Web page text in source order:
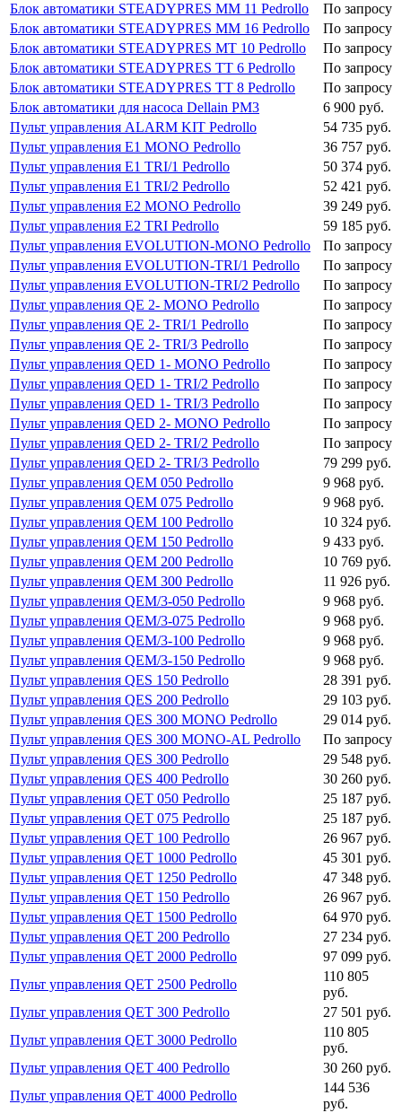
Блок автоматики STEADYPRES MM 11 Pedrollo
По запросу
Блок автоматики STEADYPRES MM 16 Pedrollo
По запросу
Блок автоматики STEADYPRES MT 10 Pedrollo
По запросу
Блок автоматики STEADYPRES TT 6 Pedrollo
По запросу
Блок автоматики STEADYPRES TT 8 Pedrollo
По запросу
Блок автоматики для насоса Dellain PM3
6 900 руб.
Пульт управления ALARM KIT Pedrollo
54 735 руб.
Пульт управления E1 MONO Pedrollo
36 757 руб.
Пульт управления E1 TRI/1 Pedrollo
50 374 руб.
Пульт управления E1 TRI/2 Pedrollo
52 421 руб.
Пульт управления E2 MONO Pedrollo
39 249 руб.
Пульт управления E2 TRI Pedrollo
59 185 руб.
Пульт управления EVOLUTION-MONO Pedrollo
По запросу
Пульт управления EVOLUTION-TRI/1 Pedrollo
По запросу
Пульт управления EVOLUTION-TRI/2 Pedrollo
По запросу
Пульт управления QE 2- MONO Pedrollo
По запросу
Пульт управления QE 2- TRI/1 Pedrollo
По запросу
Пульт управления QE 2- TRI/3 Pedrollo
По запросу
Пульт управления QED 1- MONO Pedrollo
По запросу
Пульт управления QED 1- TRI/2 Pedrollo
По запросу
Пульт управления QED 1- TRI/3 Pedrollo
По запросу
Пульт управления QED 2- MONO Pedrollo
По запросу
Пульт управления QED 2- TRI/2 Pedrollo
По запросу
Пульт управления QED 2- TRI/3 Pedrollo
79 299 руб.
Пульт управления QEM 050 Pedrollo
9 968 руб.
Пульт управления QEM 075 Pedrollo
9 968 руб.
Пульт управления QEM 100 Pedrollo
10 324 руб.
Пульт управления QEM 150 Pedrollo
9 433 руб.
Пульт управления QEM 200 Pedrollo
10 769 руб.
Пульт управления QEM 300 Pedrollo
11 926 руб.
Пульт управления QEM/3-050 Pedrollo
9 968 руб.
Пульт управления QEM/3-075 Pedrollo
9 968 руб.
Пульт управления QEM/3-100 Pedrollo
9 968 руб.
Пульт управления QEM/3-150 Pedrollo
9 968 руб.
Пульт управления QES 150 Pedrollo
28 391 руб.
Пульт управления QES 200 Pedrollo
29 103 руб.
Пульт управления QES 300 MONO Pedrollo
29 014 руб.
Пульт управления QES 300 MONO-AL Pedrollo
По запросу
Пульт управления QES 300 Pedrollo
29 548 руб.
Пульт управления QES 400 Pedrollo
30 260 руб.
Пульт управления QET 050 Pedrollo
25 187 руб.
Пульт управления QET 075 Pedrollo
25 187 руб.
Пульт управления QET 100 Pedrollo
26 967 руб.
Пульт управления QET 1000 Pedrollo
45 301 руб.
Пульт управления QET 1250 Pedrollo
47 348 руб.
Пульт управления QET 150 Pedrollo
26 967 руб.
Пульт управления QET 1500 Pedrollo
64 970 руб.
Пульт управления QET 200 Pedrollo
27 234 руб.
Пульт управления QET 2000 Pedrollo
97 099 руб.
Пульт управления QET 2500 Pedrollo
110 805
руб.
Пульт управления QET 300 Pedrollo
27 501 руб.
Пульт управления QET 3000 Pedrollo
110 805
руб.
Пульт управления QET 400 Pedrollo
30 260 руб.
Пульт управления QET 4000 Pedrollo
144 536
руб.